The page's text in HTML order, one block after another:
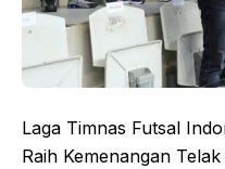
Laga Timnas Futsal
Raih Kemenangan Telak